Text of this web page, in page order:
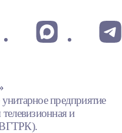
предприятие
телевизионная и